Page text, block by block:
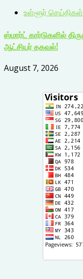
உள்ளூர் செய்திகள்
ஸ்மார்ட் கார்டுகளில்
ஆட்சியர் தகவல்!
August 7, 2026